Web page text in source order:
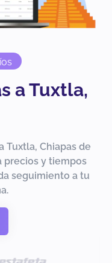
a Tuxtla,
Tuxtla, Chiapas de
precios y tiempos
seguimiento a tu